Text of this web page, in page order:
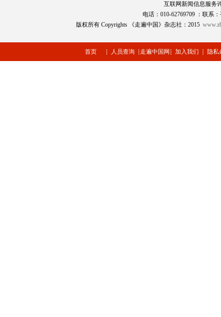
互联网新闻信息服务
电话：010-62769709 ：联系
版权所有 Copyrights 《走遍中国》杂志社：2015
首页 人员查询 走遍中国网 加入我们 隐私